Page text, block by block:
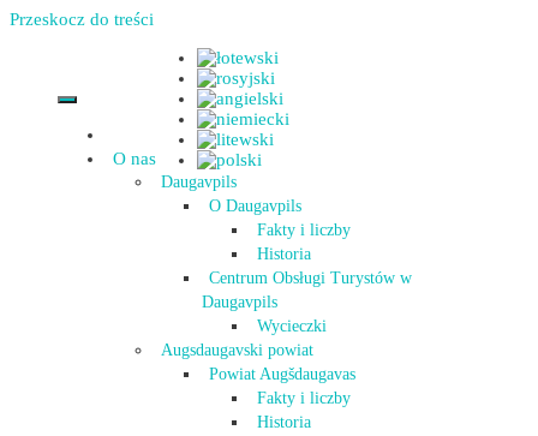
Przeskocz do treści
O nas
Daugavpils
O Daugavpils
Fakty i liczby
Historia
Centrum Obsługi Turystów w
Daugavpils
Wycieczki
Augsdaugavski powiat
Powiat Augšdaugavas
Fakty i liczby
Historia